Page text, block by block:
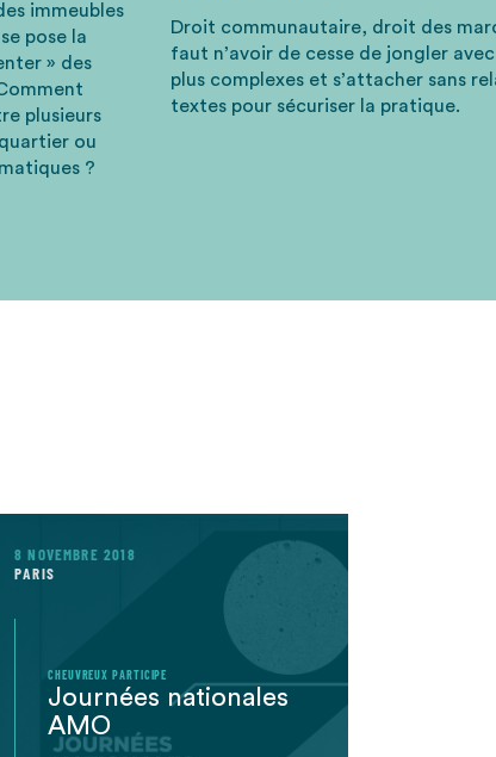
immeubles
pose la
» des
plusieurs
ou
?
Droit communautaire, droit des
faut n’avoir de cesse de jongler
plus complexes et s’attacher sans
textes pour sécuriser la pratique.
8 NOVEMBRE 2018
PARIS
CHEUVREUX PARTICIPE
Journées nationales
AMO